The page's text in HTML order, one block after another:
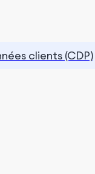
clients (CDP)